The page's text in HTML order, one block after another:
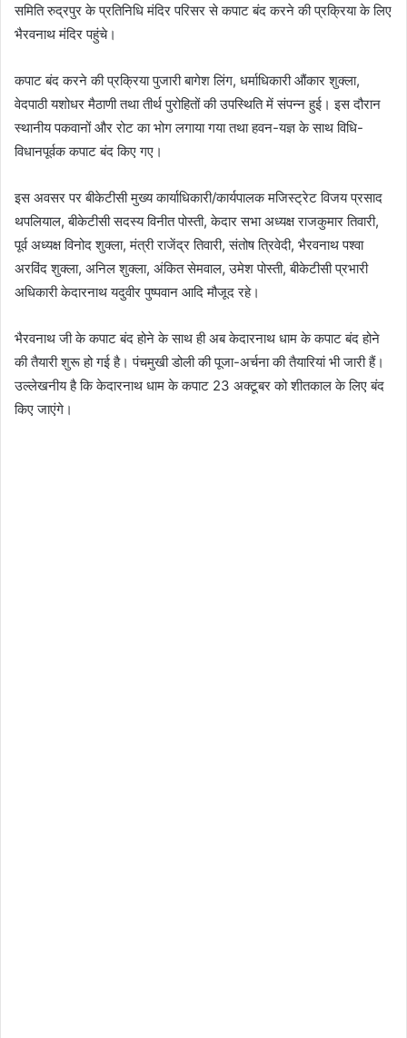
समिति रुद्रपुर के प्रतिनिधि मंदिर परिसर से कपाट बंद करने की प्रक्रिया के लिए
भैरवनाथ मंदिर पहुंचे।
कपाट बंद करने की प्रक्रिया पुजारी बागेश लिंग, धर्माधिकारी औंकार शुक्ला,
वेदपाठी यशोधर मैठाणी तथा तीर्थ पुरोहितों की उपस्थिति में संपन्न हुई। इस दौरान
स्थानीय पकवानों और रोट का भोग लगाया गया तथा हवन-यज्ञ के साथ विधि-
विधानपूर्वक कपाट बंद किए गए।
इस अवसर पर बीकेटीसी मुख्य कार्याधिकारी/कार्यपालक मजिस्ट्रेट विजय प्रसाद
थपलियाल, बीकेटीसी सदस्य विनीत पोस्ती, केदार सभा अध्यक्ष राजकुमार तिवारी,
पूर्व अध्यक्ष विनोद शुक्ला, मंत्री राजेंद्र तिवारी, संतोष त्रिवेदी, भैरवनाथ पश्वा
अरविंद शुक्ला, अनिल शुक्ला, अंकित सेमवाल, उमेश पोस्ती, बीकेटीसी प्रभारी
अधिकारी केदारनाथ यदुवीर पुष्पवान आदि मौजूद रहे।
भैरवनाथ जी के कपाट बंद होने के साथ ही अब केदारनाथ धाम के कपाट बंद होने
की तैयारी शुरू हो गई है। पंचमुखी डोली की पूजा-अर्चना की तैयारियां भी जारी हैं।
उल्लेखनीय है कि केदारनाथ धाम के कपाट 23 अक्टूबर को शीतकाल के लिए बंद
किए जाएंगे।